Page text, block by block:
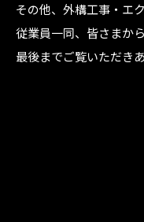
その他、外構工事・エ
従業員一同、皆さまか
最後までご覧いただき